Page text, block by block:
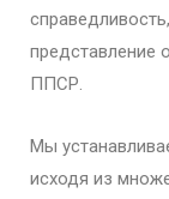
представление
ППСР.
Мы
исходя из